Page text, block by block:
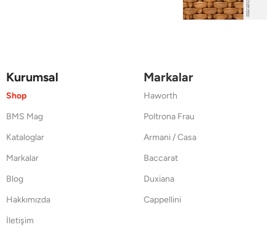
Kurumsal
Shop
BMS Mag
Kataloglar
Markalar
Blog
Hakkımızda
İletişim
Markalar
Haworth
Poltrona Frau
Armani / Casa
Baccarat
Duxiana
Cappellini